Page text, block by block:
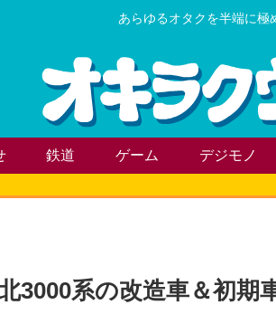
あらゆるオタクを半端に極
鉄道 ゲーム デジモノ
3000系の改造車＆初期